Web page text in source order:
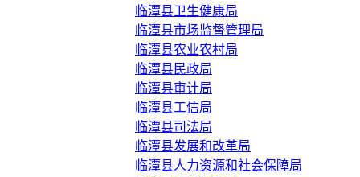
临潭县卫生健康局
临潭县市场监督管理局
临潭县农业农村局
临潭县民政局
临潭县审计局
临潭县工信局
临潭县司法局
临潭县发展和改革局
临潭县人力资源和社会保障局